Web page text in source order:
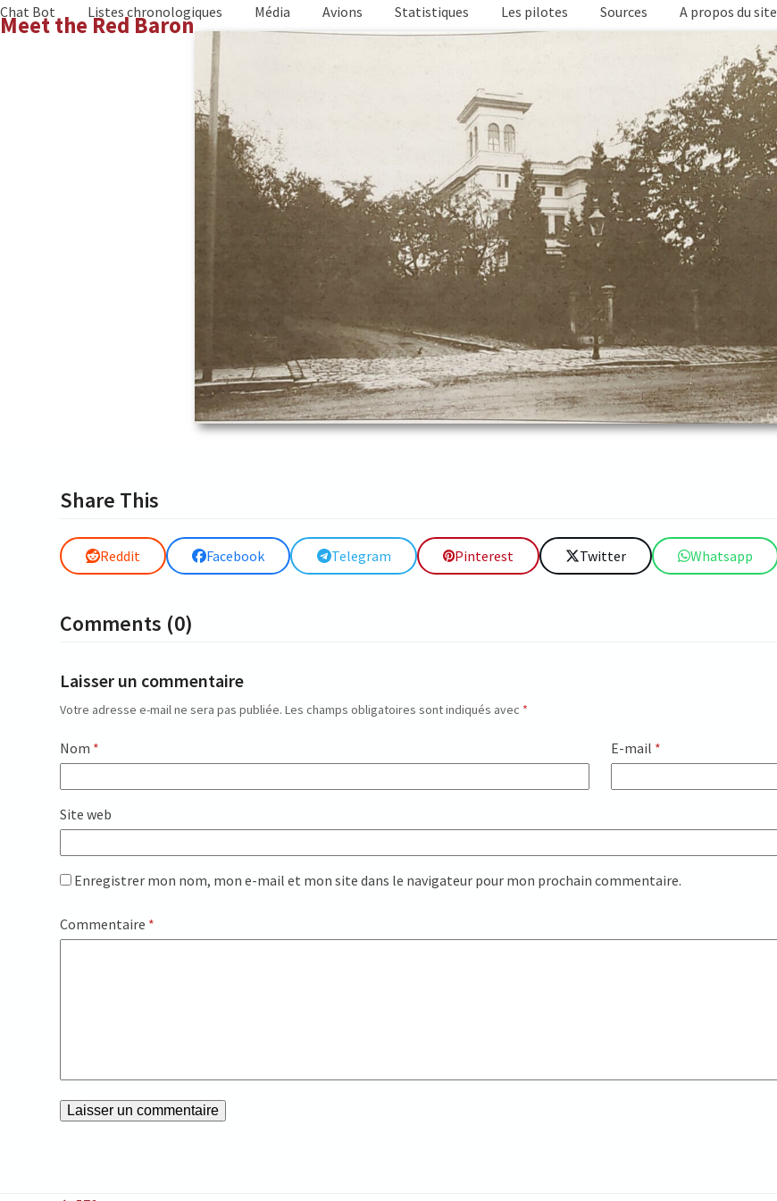
Skip
to
Meet the Red Baron
Chat Bot Listes chronologiques Média Avions Statistiques Les pilotes Sources A propos du site
Share This
Reddit Facebook Telegram Pinterest Twitter Whatsapp
Comments (0)
Laisser un commentaire
Votre adresse e-mail ne sera pas publiée. Les champs obligatoires sont indiqués avec *
Nom * E-mail *
Site web
Enregistrer mon nom, mon e-mail et mon site dans le navigateur pour mon prochain commentaire.
Commentaire *